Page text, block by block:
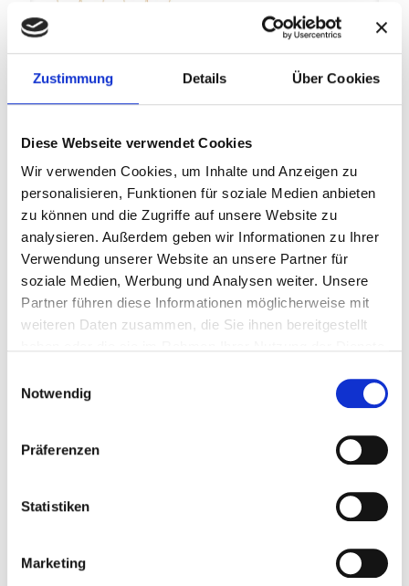
Zustimmung Details Über Cookies
Diese Webseite verwendet Cookies
Wir verwenden Cookies, um Inhalte und Anzeigen zu
personalisieren, Funktionen für soziale Medien anbieten
zu können und die Zugriffe auf unsere Website zu
analysieren. Außerdem geben wir Informationen zu Ihrer
Verwendung unserer Website an unsere Partner für
soziale Medien, Werbung und Analysen weiter. Unsere
Partner führen diese Informationen möglicherweise mit
weiteren Daten zusammen, die Sie ihnen bereitgestellt
Notwendig
Präferenzen
Statistiken
Marketing
Legesystem „Monatslegung“
Das Legesystem "Die Monatslegung".
Allgemeiner Zukunftsblick für die nächsten 4
Wochen. Hauptthema, Empfinden, Themen
wie Liebe, Beruf, Finanzen & Co.
zeig mehr